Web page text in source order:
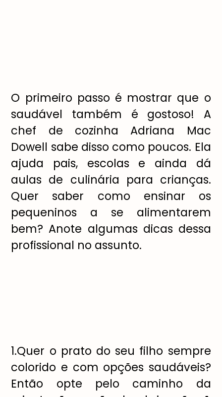
O primeiro passo é mostrar que o
saudável também é gostoso! A
chef de cozinha Adriana Mac
Dowell sabe disso como poucos. Ela
ajuda pais, escolas e ainda dá
aulas de culinária para crianças.
Quer saber como ensinar os
pequeninos a se alimentarem
bem? Anote algumas dicas dessa
profissional no assunto.
1.Quer o prato do seu filho sempre
colorido e com opções saudáveis?
Então opte pelo caminho da